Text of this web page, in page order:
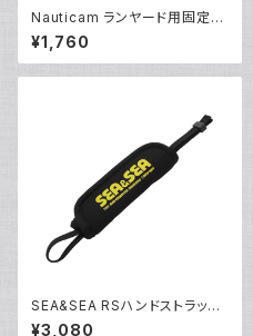
Nauticam ランヤード用固定シ
ャックル [部品]
¥1,760
SEA&SEA RSハンドストラップ
[22533]
¥3,080